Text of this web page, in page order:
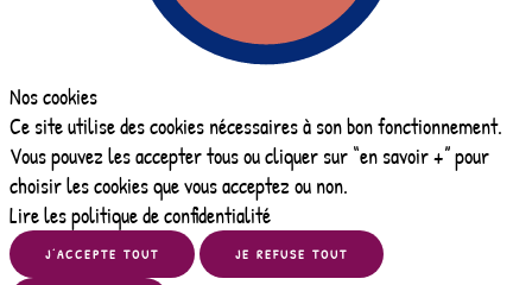
Nos cookies
Ce site utilise des cookies nécessaires à son bon fonctionnement.
Vous pouvez les accepter tous ou cliquer sur “en savoir +” pour
choisir les cookies que vous acceptez ou non.
Lire les politique de confidentialité
J’ACCEPTE TOUT JE REFUSE TOUT